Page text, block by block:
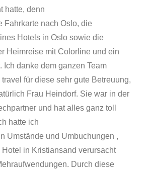
hatte, denn
Fahrkarte nach Oslo, die
Hotels in Oslo sowie die
Heimreise mit Colorline und ein
Ich danke dem ganzen Team
für diese sehr gute Betreuung,
Frau Heindorf. Sie war in der
und hat alles ganz toll
hatte ich
Umstände und Umbuchungen ,
in Kristiansand verursacht
Durch diese